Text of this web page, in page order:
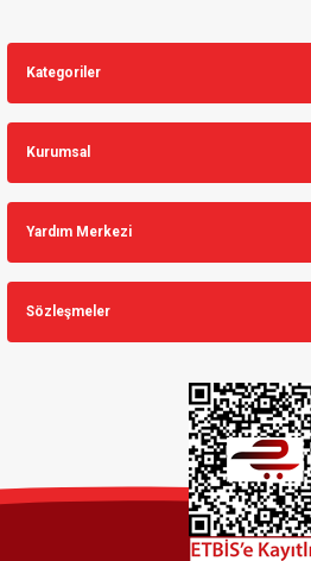
Kategoriler
Kurumsal
Yardım Merkezi
Sözleşmeler